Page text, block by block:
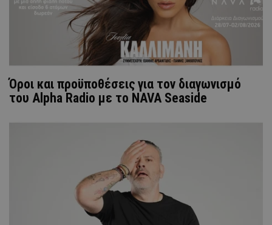
Όροι και προϋποθέσεις για τον διαγωνισμό
του Alpha Radio με το NAVA Seaside